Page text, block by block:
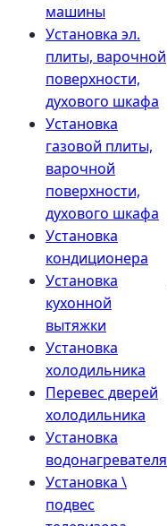
машины
Установка эл.
плиты, варочной
поверхности,
духового шкафа
Установка
газовой плиты,
варочной
поверхности,
духового шкафа
Установка
кондиционера
Установка
кухонной
вытяжки
Установка
холодильника
Перевес дверей
холодильника
Установка
водонагревателя
Установка \
подвес